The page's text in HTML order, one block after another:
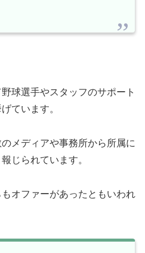
球選手やスタッフのサポート
ています。
メディアや事務所から所属に
じられています。
もオファーがあったともいわれ